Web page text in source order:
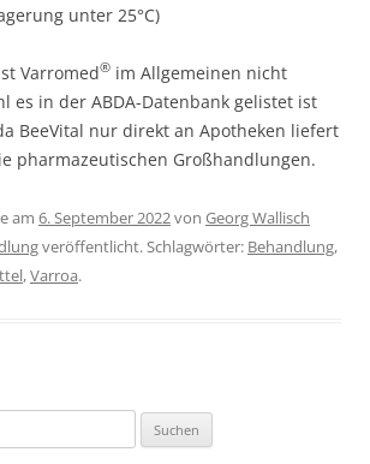
unter 25°C)
Varromed® im Allgemeinen nicht
es in der ABDA-Datenbank gelistet ist
BeeVital nur direkt an Apotheken liefert
pharmazeutischen Großhandlungen.
am 6. September 2022von Georg Wallisch
veröffentlicht. Schlagwörter: Behandlung,
,Varroa.